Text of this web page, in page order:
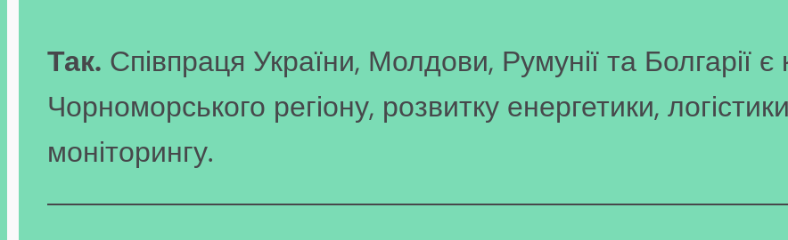
Так. Співпраця України, Молдови, Румунії та Болгарії
Чорноморського регіону, розвитку енергетики,
моніторингу.